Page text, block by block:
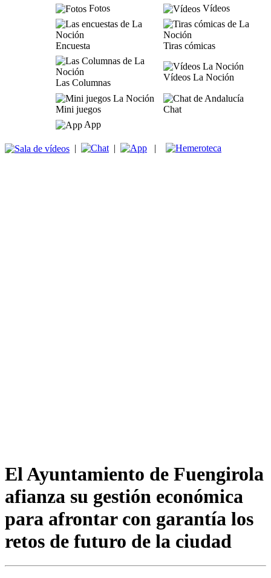
Fotos
Vídeos
Encuesta Tiras cómicas
Las Columnas
Vídeos La Noción
Mini juegos
Chat
App
| | |
El Ayuntamiento de Fuengirola
afianza su gestión económica
para afrontar con garantía los
retos de futuro de la ciudad